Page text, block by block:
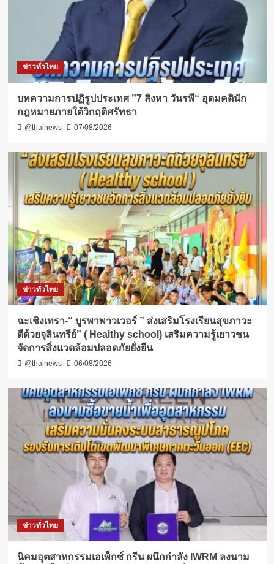
ข่าวทั่วไทย
บทความการปฏิรูปประเทศ ”7 สิงหา วันรพี“ อุดมคตินัก
กฎหมายภายใต้วิกฤติศรัทธา
@thainews 07/08/2026
ข่าวทั่วไทย
ฉะเชิงเทรา-​“ บูรพาพาวเวอร์ ” ส่งเสริมโรงเรียนสุขภาวะ
ดีด้วยจุลินทรีย์” ( Healthy school) เสริมความรู้เยาวชน
จัดการสิ่งแวดล้อมปลอดภัยยั่งยืน
@thainews 06/08/2026
ข่าวทั่วไทย
​นิคมอุตสาหกรรมเอเพ็กซ์ กรีน ผนึกกำลัง IWRM ลงนาม